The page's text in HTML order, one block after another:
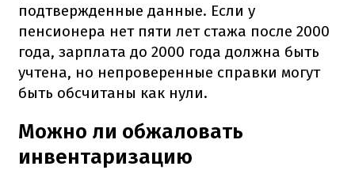
подтвержденные данные. Если у
пенсионера нет пяти лет стажа после 2000
года, зарплата до 2000 года должна быть
учтена, но непроверенные справки могут
быть обсчитаны как нули.
Можно ли обжаловать
инвентаризацию